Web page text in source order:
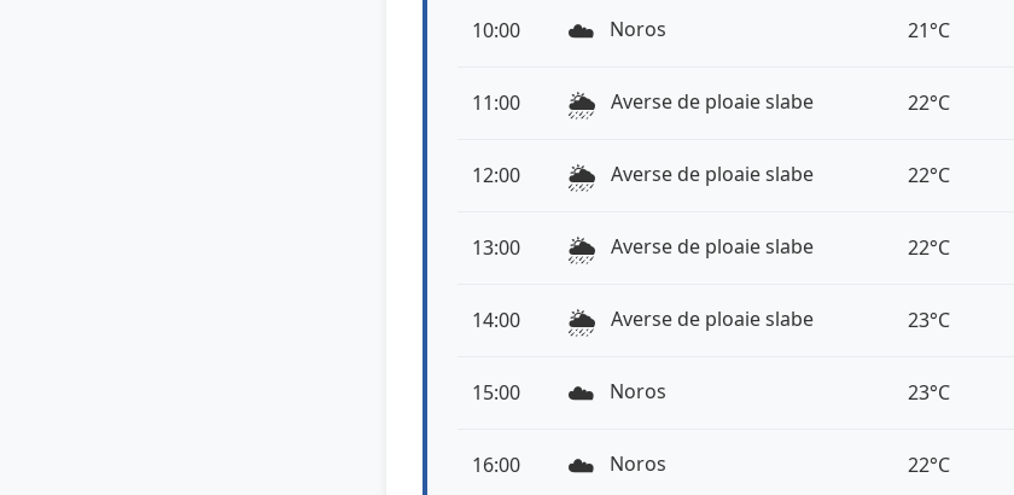
10:00 ☁️ Noros 21°C
11:00 🌦️ Averse de ploaie slabe 22°C
12:00 🌦️ Averse de ploaie slabe 22°C
13:00 🌦️ Averse de ploaie slabe 22°C
14:00 🌦️ Averse de ploaie slabe 23°C
15:00 ☁️ Noros 23°C
16:00 ☁️ Noros 22°C